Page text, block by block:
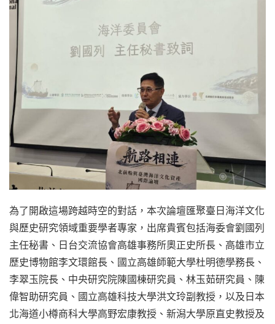
為了開啟這場跨越時空的對話，本次論壇匯聚臺日海洋文化
與歷史研究領域重要學者專家，出席貴賓包括海委會劉國列
主任秘書、日台交流協會高雄事務所奧正史所長、高雄市立
歷史博物館李文環館長、國立高雄師範大學杜明德學務長、
李翠玉院長、中央研究院陳國棟研究員、林玉茹研究員、陳
偉智助研究員、國立高雄科技大學洪文玲副教授，以及日本
北海道小樽商科大學高野宏康教授、新潟大學原直史教授及